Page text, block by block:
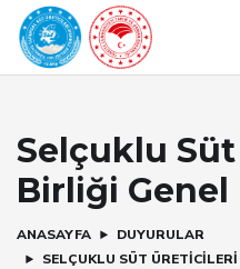
Selçuklu
Birliği Genel
ANASAYFA
DUYURULAR
SELÇUKLU SÜT